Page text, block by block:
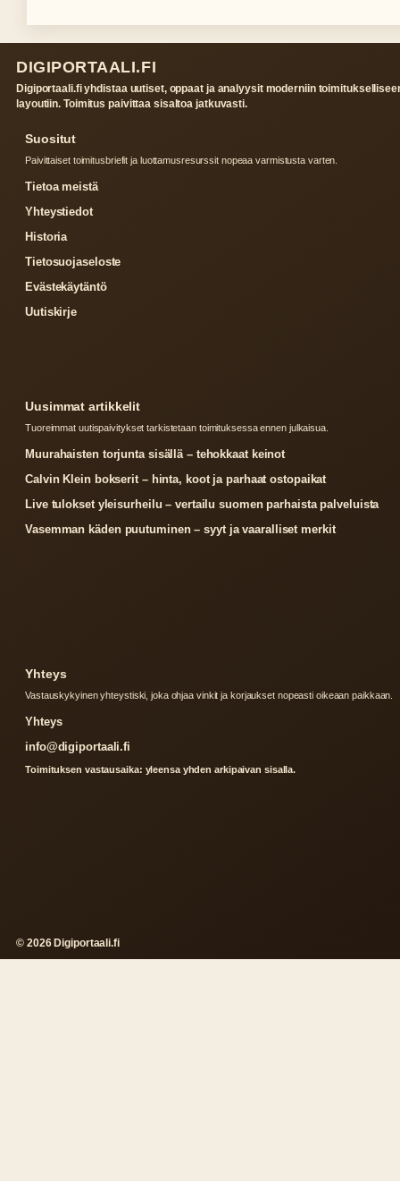
DIGIPORTAALI.FI
Digiportaali.fi yhdistaa uutiset, oppaat ja analyysit moderniin
layoutiin. Toimitus paivittaa sisaltoa jatkuvasti.
Suositut
Paivittaiset toimitusbriefit ja luottamusresurssit nopeaa varmistusta varten.
Tietoa meistä
Yhteystiedot
Historia
Tietosuojaseloste
Evästekäytäntö
Uutiskirje
Uusimmat artikkelit
Tuoreimmat uutispaivitykset tarkistetaan toimituksessa ennen julkaisua.
Muurahaisten torjunta sisällä – tehokkaat keinot
Calvin Klein bokserit – hinta, koot ja parhaat ostopaikat
Live tulokset yleisurheilu – vertailu suomen parhaista palveluista
Vasemman käden puutuminen – syyt ja vaaralliset merkit
Yhteys
Vastauskykyinen yhteystiski, joka ohjaa vinkit ja korjaukset nopeasti oikeaan paikkaan.
Yhteys
info@digiportaali.fi
Toimituksen vastausaika: yleensa yhden arkipaivan sisalla.
© 2026 Digiportaali.fi